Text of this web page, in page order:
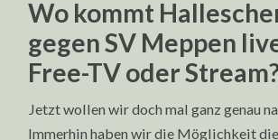
Wo kommt
gegen SV Meppen
Free-TV oder
Jetzt wollen wir doch mal ganz genau
Immerhin haben wir die Möglichkeit